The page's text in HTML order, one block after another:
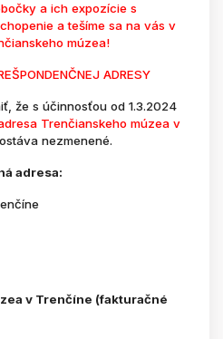
a ich expozície s
a tešíme sa na vás v
múzea!
ADRESY
že s účinnosťou od 1.3.2024
Trenčianskeho múzea v
nezmenené.
adresa:
v Trenčíne (fakturačné